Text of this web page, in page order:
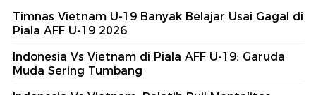
Timnas Vietnam U-19 Banyak Belajar Usai Gagal di
Piala AFF U-19 2026
Indonesia Vs Vietnam di Piala AFF U-19: Garuda
Muda Sering Tumbang